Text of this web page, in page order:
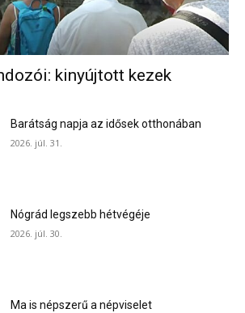
kinyújtott kezek
Barátság napja az idősek otthonában
2026. júl. 31.
Nógrád legszebb hétvégéje
2026. júl. 30.
Ma is népszerű a népviselet